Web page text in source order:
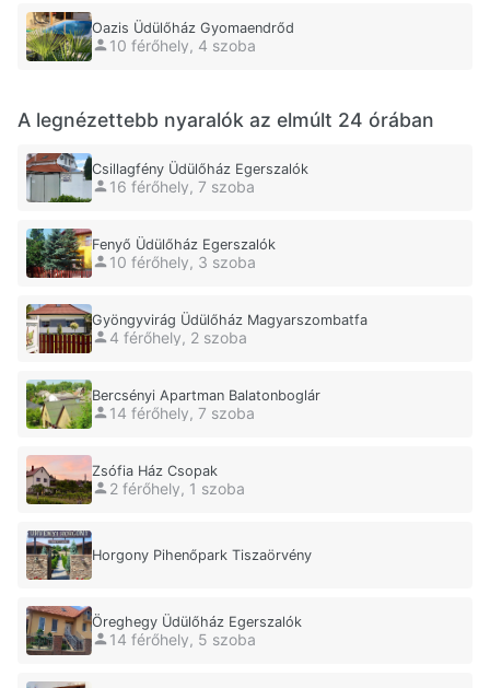
Oazis Üdülőház Gyomaendrőd
10 férőhely, 4 szoba
A legnézettebb nyaralók az elmúlt 24 órában
Csillagfény Üdülőház Egerszalók
16 férőhely, 7 szoba
Fenyő Üdülőház Egerszalók
10 férőhely, 3 szoba
Gyöngyvirág Üdülőház Magyarszombatfa
4 férőhely, 2 szoba
Bercsényi Apartman Balatonboglár
14 férőhely, 7 szoba
Zsófia Ház Csopak
2 férőhely, 1 szoba
Horgony Pihenőpark Tiszaörvény
Öreghegy Üdülőház Egerszalók
14 férőhely, 5 szoba